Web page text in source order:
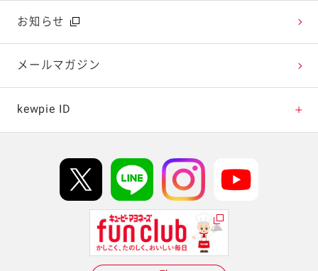
広告ギャラリー
テレビ・ラジオ
キャンペーン・イベント
お知らせ
メールマガジン
kewpie ID
Hi! kewpieについて
Qummyについて